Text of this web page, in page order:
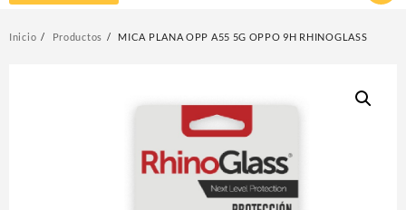
Inicio Productos MICA PLANA OPP A55 5G OPPO 9H RHINOGLASS